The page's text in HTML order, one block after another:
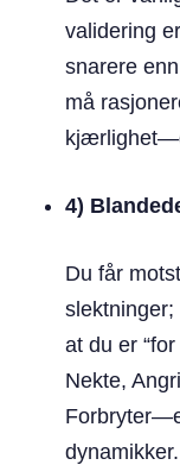
validering
snarere
må
4)
Du får
at du er
Nekte,